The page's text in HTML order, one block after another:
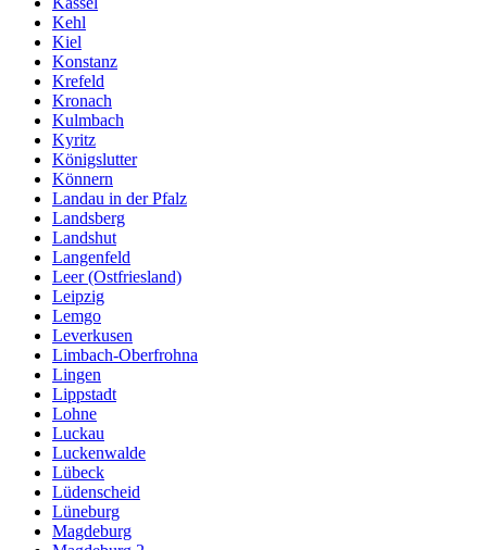
Kehl
Kiel
Konstanz
Krefeld
Kronach
Kulmbach
Kyritz
Königslutter
Könnern
Landau in der Pfalz
Landsberg
Landshut
Langenfeld
Leer (Ostfriesland)
Leipzig
Lemgo
Leverkusen
Limbach-Oberfrohna
Lingen
Lippstadt
Lohne
Luckau
Luckenwalde
Lübeck
Lüdenscheid
Lüneburg
Magdeburg